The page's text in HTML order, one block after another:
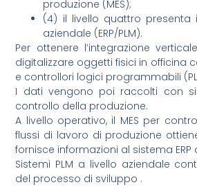
produzione (MES);
(4) il livello quattro presenta
aziendale (ERP/PLM).
Per ottenere l’integrazione
digitalizzare oggetti fisici in officina
e controllori logici programmabili
I dati vengono poi raccolti con
controllo della produzione.
A livello operativo, il MES per
flussi di lavoro di produzione
fornisce informazioni al sistema ERP
Sistemi PLM a livello aziendale
del processo di sviluppo .